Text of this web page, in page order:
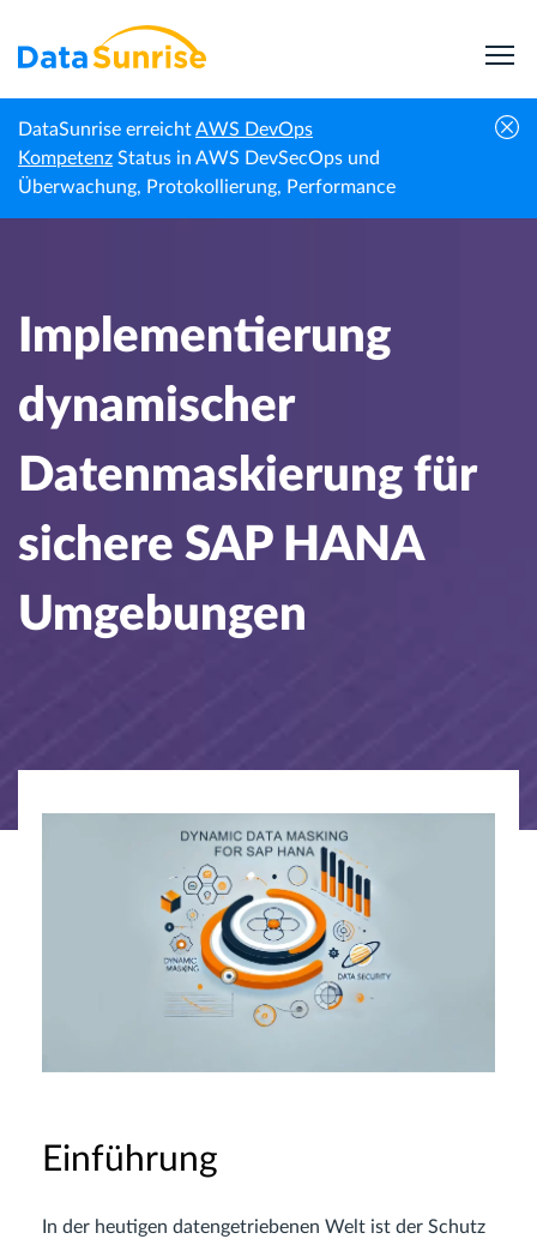
DataSunrise erreichtAWS DevOps
Kompetenz Status in AWS DevSecOps und
Überwachung, Protokollierung, Performance
Startseite Wissenszentrum
Implementierung dynamischer
Datenmaskierung für sichere SAP HANA
Umgebungen
Implementierung
dynamischer
Datenmaskierung für
sichere SAP HANA
Umgebungen
Einführung
In der heutigen datengetriebenen Welt ist der Schutz